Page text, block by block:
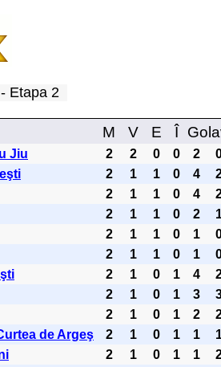
Etapa 2
M V E Î
Jiu 2 2 0 0 2
2 1 1 0 4
2 1 1 0 4
2 1 1 0 2
2 1 1 0 1
2 1 1 0 1
2 1 0 1 4
2 1 0 1 3
2 1 0 1 2
de Argeş 2 1 0 1 1
2 1 0 1 1